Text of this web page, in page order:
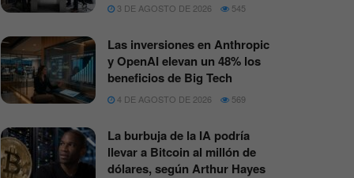
3 DE AGOSTO DE 2026 545
Las inversiones en Anthropic
y OpenAI elevan un 48% los
beneficios de Big Tech
4 DE AGOSTO DE 2026 569
La burbuja de la IA podría
llevar a Bitcoin al millón de
dólares, según Arthur Hayes